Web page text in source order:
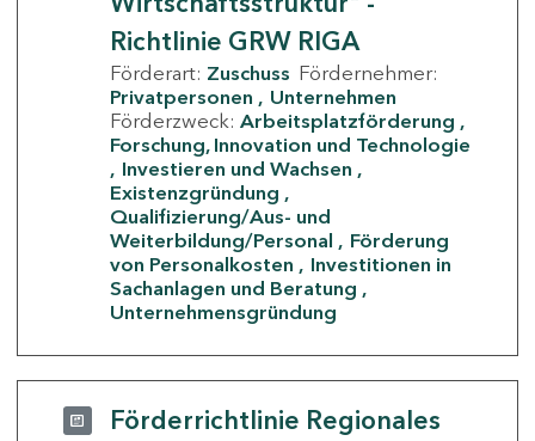
Richtlinie GRW RIGA
Förderart: Zuschuss Fördernehmer:
Privatpersonen
Unternehmen
Förderzweck: Arbeitsplatzförderung
Forschung, Innovation und Technologie
Investieren und Wachsen
Existenzgründung
Qualifizierung/Aus- und
Weiterbildung/Personal
Förderung
von Personalkosten
Investitionen in
Sachanlagen und Beratung
Unternehmensgründung
Förderrichtlinie Regionales